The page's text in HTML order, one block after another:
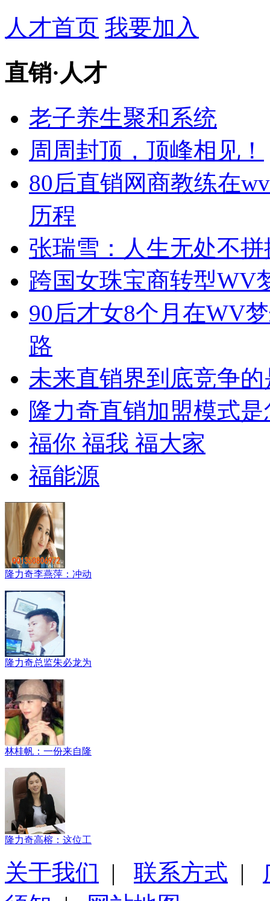
人才首页 我要加入
直销· 人才
老子养生聚和系统
周周封顶，顶峰相见！
80后直销网商教练在
历程
张瑞雪：人生无处不拼
跨国女珠宝商转型WV
90后才女8个月在WV
路
未来直销界到底竞争
隆力奇直销加盟模式
福你 福我 福大家
福能源
隆力奇李燕萍：冲动
隆力奇总监朱必龙为
林桂帆：一份来自隆
隆力奇高榕：这位工
关于我们 | 联系方式 |